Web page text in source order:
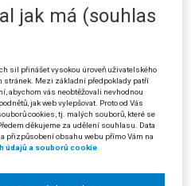
že dosavadní provozovatel přestane
o změně povolení v souladu se
zúčastněná na řízení 1) nepřestala
1. 2009. Ukončením nájemní smlouvy
dosud pronajatým majetkem. Osoba
členem žalobce ke dni 31. 12. 2008,
v jejím vlastnictví. Námitku
č. 250/2000 Sb., o rozpočtových
čímž se nájemní smlouva stala
jak má (souhlas
sil přinášet vysokou úroveň uživatelského
stránek. Mezi základní předpoklady patří
abychom vás neobtěžovali nevhodnou
jak web vylepšovat. Proto od Vás
cookies, tj. malých souborů, které se
děkujeme za udělení souhlasu. Data
přizpůsobení obsahu webu přímo Vám na
údajů a souborů cookie